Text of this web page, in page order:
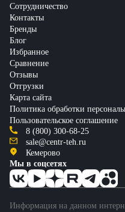
Сотрудничество
Контакты
Бренды
Блог
Избранное
Сравнение
Отзывы
Отгрузки
Карта сайта
Политика обработки
Пользовательское соглашение
8 (800) 300-68-25
sale@centr-teh.ru
Кемерово
Мы в соцсетях
Информация на данном